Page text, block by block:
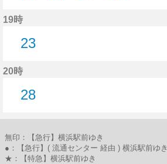
19時
23
20時
28
無印：【急行】横浜駅前ゆき
●：【急行】( 流通センター 経由 ) 横浜駅前ゆき
★：【特急】横浜駅前ゆき